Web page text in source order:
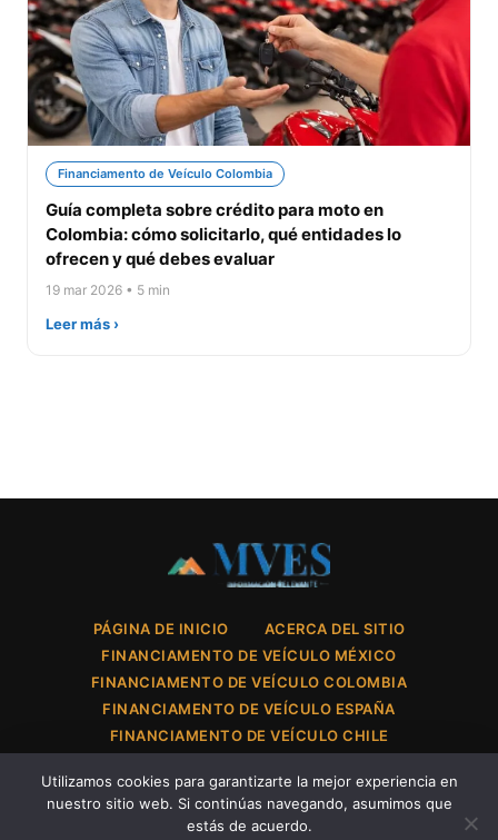
Financiamento de Veículo Colombia
Guía completa sobre crédito para moto en
Colombia: cómo solicitarlo, qué entidades lo
ofrecen y qué debes evaluar
19 mar 2026 • 5 min
Leer más ›
Chevrolet Tracker 2025: cómo armar tu
presupuesto paso a paso en Colombia
PÁGINA DE INICIO
ACERCA DEL SITIO
FINANCIAMENTO DE VEÍCULO MÉXICO
FINANCIAMENTO DE VEÍCULO COLOMBIA
FINANCIAMENTO DE VEÍCULO ESPAÑA
FINANCIAMENTO DE VEÍCULO CHILE
CONDICIONES DE USO
Utilizamos cookies para garantizarte la mejor experiencia en
nuestro sitio web. Si continúas navegando, asumimos que
estás de acuerdo.